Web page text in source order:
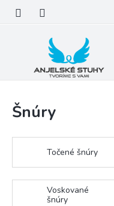
obsah
Šnúry
Točené šnúry
Voskované
šnúry